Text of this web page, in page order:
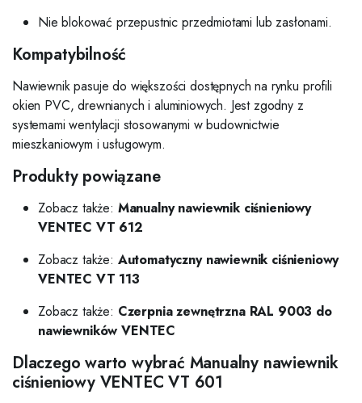
Nie blokować przepustnic przedmiotami lub zasłonami.
Kompatybilność
Nawiewnik pasuje do większości dostępnych na rynku profili
okien PVC, drewnianych i aluminiowych. Jest zgodny z
systemami wentylacji stosowanymi w budownictwie
mieszkaniowym i usługowym.
Produkty powiązane
Zobacz także: Manualny nawiewnik ciśnieniowy
VENTEC VT 612
Zobacz także: Automatyczny nawiewnik ciśnieniowy
VENTEC VT 113
Zobacz także: Czerpnia zewnętrzna RAL 9003 do
nawiewników VENTEC
Dlaczego warto wybrać Manualny nawiewnik
ciśnieniowy VENTEC VT 601